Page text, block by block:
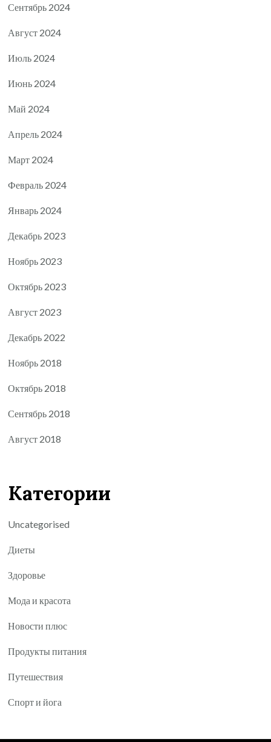
Сентябрь 2024
Август 2024
Июль 2024
Июнь 2024
Май 2024
Апрель 2024
Март 2024
Февраль 2024
Январь 2024
Декабрь 2023
Ноябрь 2023
Октябрь 2023
Август 2023
Декабрь 2022
Ноябрь 2018
Октябрь 2018
Сентябрь 2018
Август 2018
Категории
Uncategorised
Диеты
Здоровье
Мода и красота
Новости плюс
Продукты питания
Путешествия
Спорт и йога